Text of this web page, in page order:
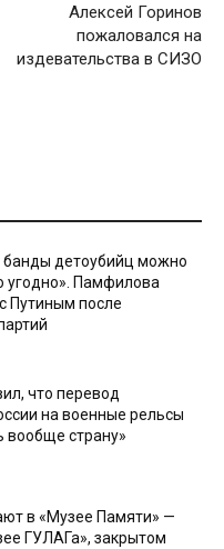
Алексей Горинов
пожаловался на
издевательства в СИЗО
банды детоубийц можно
угодно». Памфилова
Путиным после
что перевод
на военные рельсы
вообще страну»
в «Музее Памяти» —
ГУЛАГа», закрытом